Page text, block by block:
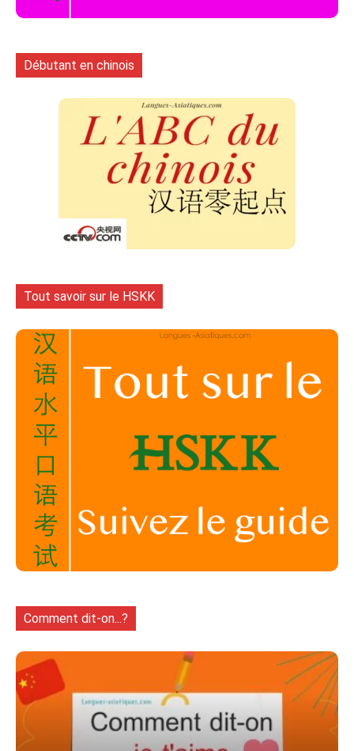
Débutant en chinois
Tout savoir sur le HSKK
Comment dit-on...?